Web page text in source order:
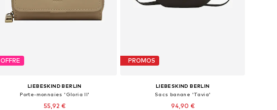
OFFRE
LIEBESKIND BERLIN
Porte-monnaies 'Gloria II'
55,92 €
PROMOS
LIEBESKIND BERLIN
Sacs banane 'Tavia'
94,90 €